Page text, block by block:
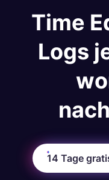
Time
Logs
14 Tage